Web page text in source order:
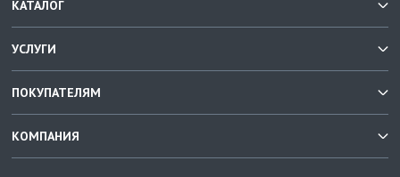
КАТАЛОГ
УСЛУГИ
ПОКУПАТЕЛЯМ
КОМПАНИЯ